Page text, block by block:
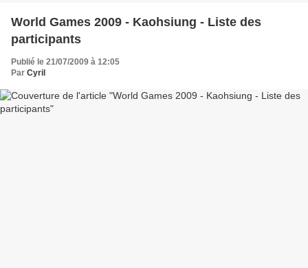
World Games 2009 - Kaohsiung - Liste des
participants
Publié le 21/07/2009 à 12:05
Par Cyril